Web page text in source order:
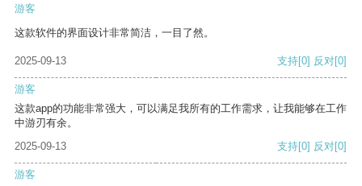
游客
这款软件的界面设计非常简洁，一目了然。
2025-09-13 支持[0] 反对[0]
游客
这款app的功能非常强大，可以满足我所有的工作需求，让我能够在工作
中游刃有余。
2025-09-13
支持[0] 反对[0]
游客